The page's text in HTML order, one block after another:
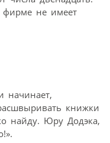
не имеет
начинает,
книжки
найду. Юру Додэка,